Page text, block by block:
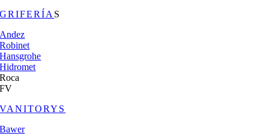
GRIFERÍA S
Andez
Robinet
Hansgrohe
Hidromet
Roca
FV
VANITORYS
Bawer